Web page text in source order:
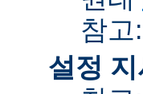
참고:
설정